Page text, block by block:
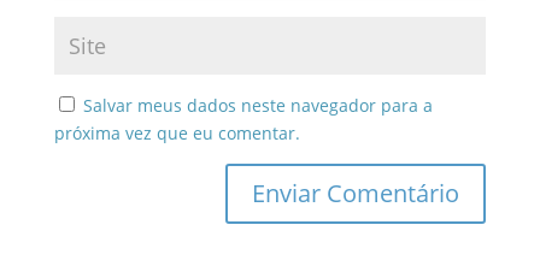
Salvar meus dados neste navegador para a
próxima vez que eu comentar.